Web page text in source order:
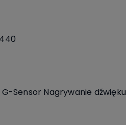
Sensor Nagrywanie dźwięku